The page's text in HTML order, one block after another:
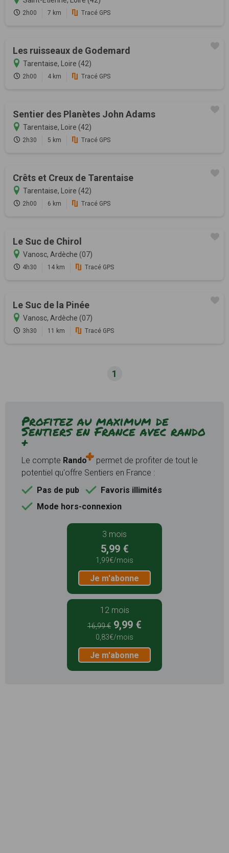
2h00 7 km Tracé GPS
Les ruisseaux de Godemard
Tarentaise, Loire (42)
2h00 4 km Tracé GPS
Sentier des Planètes John Adams
Tarentaise, Loire (42)
2h30 5 km Tracé GPS
Crêts et Creux de Tarentaise
Tarentaise, Loire (42)
2h00 6 km Tracé GPS
Le Suc de Chirol
Vanosc, Ardèche (07)
4h30 14 km Tracé GPS
Le Suc de la Pinée
Vanosc, Ardèche (07)
3h30 11 km Tracé GPS
1
Profitez au maximum de
Sentiers en France avec rando
+
Le compte Rando
permet de profiter de tout le
potentiel qu'offre Sentiers en France :
Pas de pub
Favoris illimités
Mode hors-connexion
3 mois
5,99 €
1,99€/mois
Je m'abonne
12 mois
16,99 € 9,99 €
0,83€/mois
Je m'abonne